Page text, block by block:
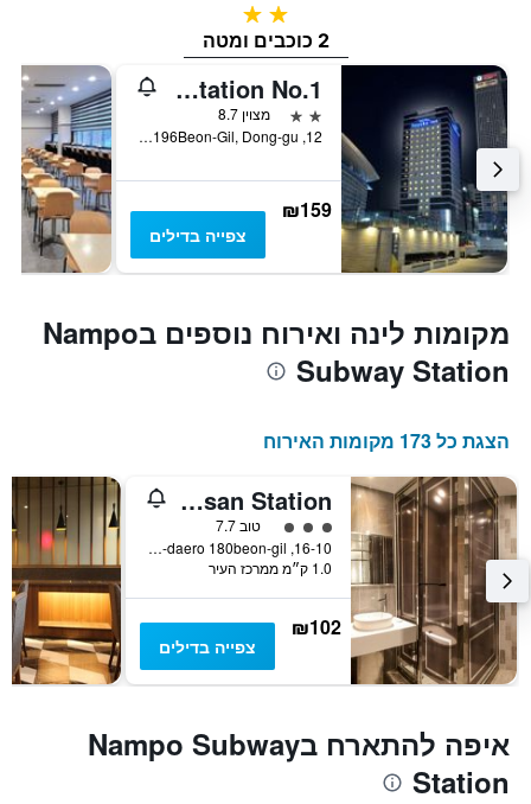
2 כוכבים
2 כוכבים ומטה
Toyoko Inn Busan Station No.1
2 כוכבים
מצוין 8.7
12, Jungang-Daero 196Beon-Gil, Dong-gu, פוסן, דרום קוריאה
₪159
צפייה בדילים
מקומות לינה ואירוח נוספים בNampo
Subway Station
הצגת כל 173 מקומות האירוח
Idea Hotel at Busan Station
3 דירוג מחלקת נוסעים
טוב 7.7
16-10, Jungang-daero 180beon-gil, פוסן, דרום קוריאה
1.0 ק״מ ממרכז העיר
₪102
צפייה בדילים
איפה להתארח בNampo Subway
Station